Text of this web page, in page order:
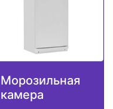
Морозильная
камера